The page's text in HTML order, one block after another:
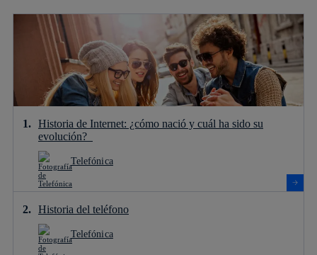
Historia de Internet: ¿cómo nació y cuál ha sido su
evolución?
Telefónica
Historia del teléfono
Telefónica